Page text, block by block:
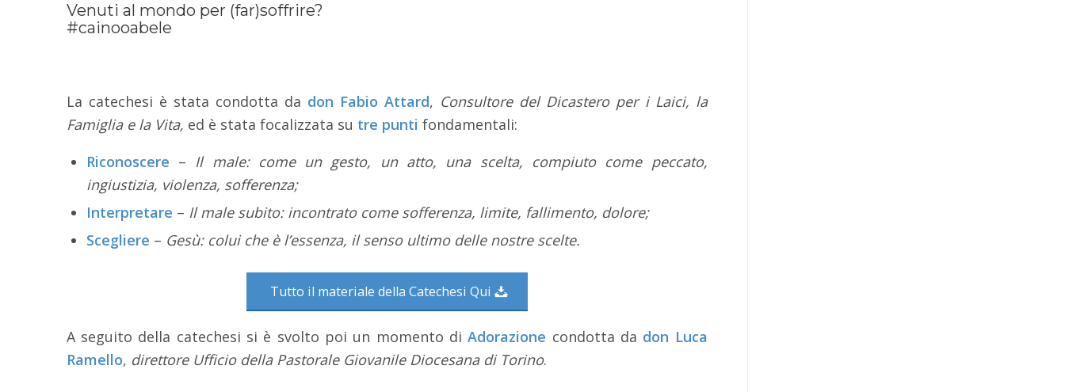
Venuti al mondo per (far)soffrire?
#cainooabele
La catechesi è stata condotta da don Fabio Attard, Consultore del Dicastero per i Laici, la
Famiglia e la Vita, ed è stata focalizzata su tre punti fondamentali:
Riconoscere – Il male: come un gesto, un atto, una scelta, compiuto come peccato,
ingiustizia, violenza, sofferenza;
Interpretare – Il male subito: incontrato come sofferenza, limite, fallimento, dolore;
Scegliere – Gesù: colui che è l’essenza, il senso ultimo delle nostre scelte.
Tutto il materiale della Catechesi Qui
A seguito della catechesi si è svolto poi un momento diAdorazione condotta da don Luca
Ramello, direttore Ufficio della Pastorale Giovanile Diocesana di Torino.